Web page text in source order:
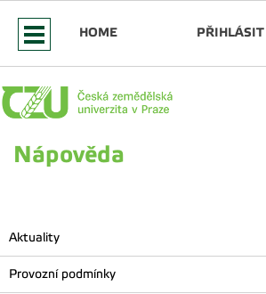
HOME PŘIHLÁSIT
Nápověda
Aktuality
Provozní podmínky